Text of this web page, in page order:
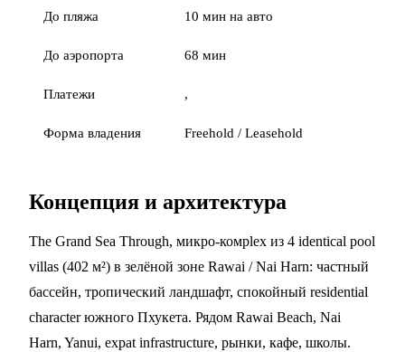
До пляжа 10 мин на авто
До аэропорта 68 мин
Платежи ,
Форма владения Freehold / Leasehold
Концепция и архитектура
The Grand Sea Through, микро-комplex из 4 identical pool
villas (402 м²) в зелёной зоне Rawai / Nai Harn: частный
бассейн, тропический ландшафт, спокойный residential
character южного Пхукета. Рядом Rawai Beach, Nai
Harn, Yanui, expat infrastructure, рынки, кафе, школы.